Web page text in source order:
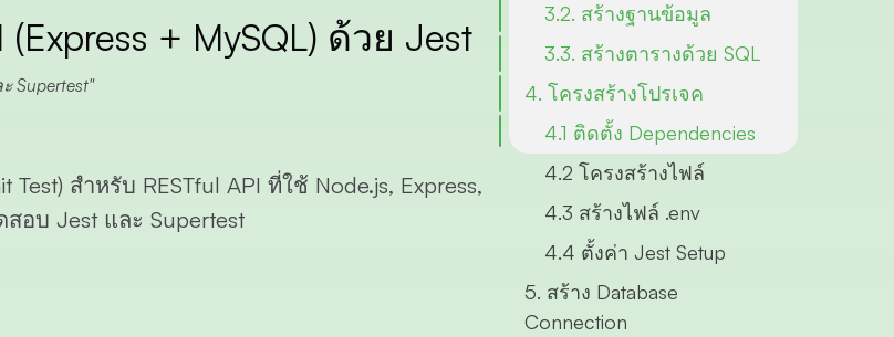
3.2. สร้างฐานข้อมูล
3.3. สร้างตารางด้วย SQL
4. โครงสร้างโปรเจค
4.1 ติดตั้ง Dependencies
4.2 โครงสร้างไฟล์
4.3 สร้างไฟล์ .env
4.4 ตั้งค่า Jest Setup
5. สร้าง Database
Connection
+ MySQL) ด้วย Jest
Supertest
สำหรับ RESTful API ที่ใช้ Node.js, Express,
สอบ Jest และ Supertest